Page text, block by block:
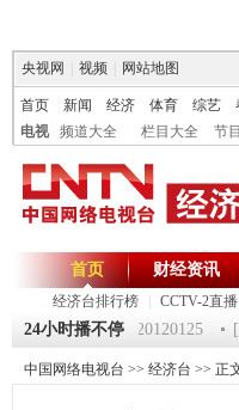
央视网
视频 网站地图
首页 新闻 经济 体育 综艺
电视
频道大全 栏目大全 节
首页
经济台排行榜 CCTV-2直播
财经资讯
24小时播不停
《第一时间》 20120125 [
中国网络电视台 >> 经济台 >> 正